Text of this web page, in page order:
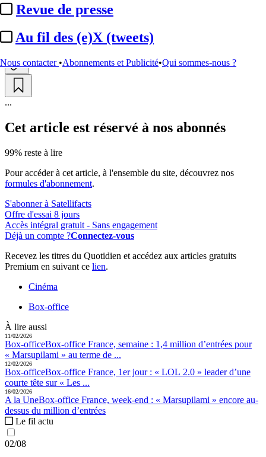
Revue de presse
Au fil des (e)X (tweets)
Nous contacter •Abonnements et Publicité•Qui sommes-nous ?
ParGauthier Jurgensen
Actualité n° 344210
...
Cet article est réservé à nos abonnés
99% reste à lire
Pour accéder à cet article, à l'ensemble du site, découvrez nos
formules d'abonnement.
S'abonner à Satellifacts
Offre d'essai 8 jours
Accès intégral gratuit - Sans engagement
Déjà un compte ?Connectez-vous
Recevez les titres du Quotidien et accédez aux articles gratuits
Premium en suivant ce lien.
Cinéma
Box-office
À lire aussi
11/02/2026
Box-officeBox-office France, semaine : 1,4 million d’entrées pour
« Marsupilami » au terme de ...
12/02/2026
Box-officeBox-office France, 1er jour : « LOL 2.0 » leader d’une
courte tête sur « Les ...
16/02/2026
A la UneBox-office France, week-end : « Marsupilami » encore au-
dessus du million d’entrées
Le fil actu
02/08